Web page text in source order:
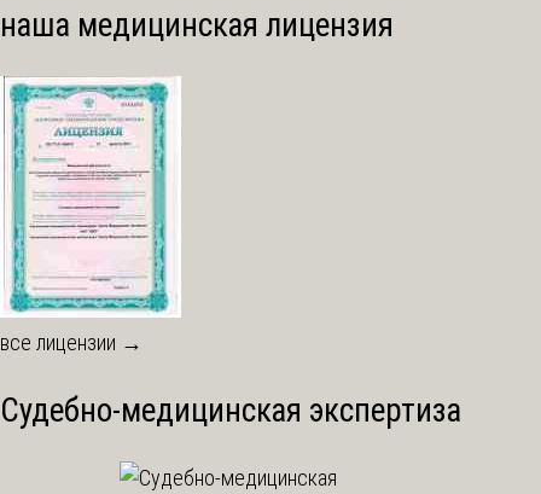
наша медицинская лицензия
все лицензии →
Судебно-медицинская экспертиза